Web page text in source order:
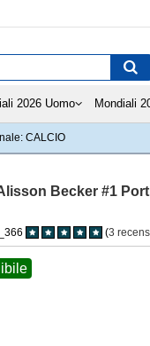
2026 Uomo Mondiali
CALCIO
Becker #1
(3